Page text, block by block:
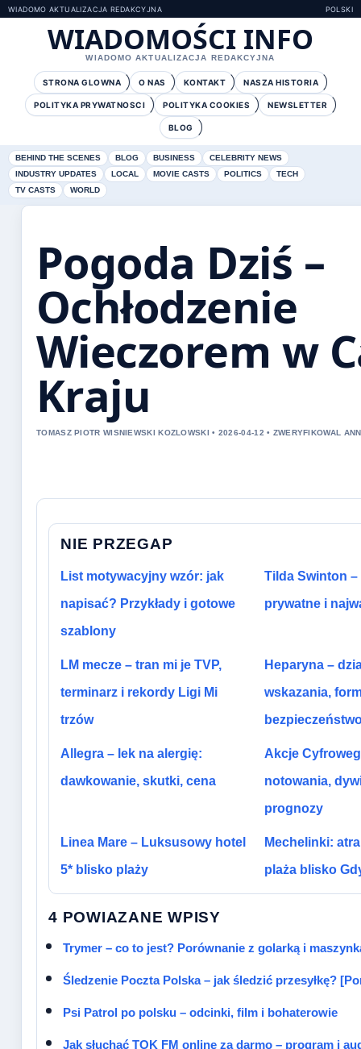
WIADOMO AKTUALIZACJA REDAKCYJNA POLSKI
WIADOMOŚCI INFO
WIADOMO AKTUALIZACJA REDAKCYJNA
STRONA GLOWNA O NAS KONTAKT NASZA HISTORIA
POLITYKA PRYWATNOSCI POLITYKA COOKIES NEWSLETTER
BLOG
BEHIND THE SCENES BLOG BUSINESS
CELEBRITY NEWS
INDUSTRY UPDATES
LOCAL MOVIE CASTS POLITICS
TECH
TV CASTS
WORLD
Pogoda Dziś –
Ochłodzenie
Wieczorem w
Kraju
TOMASZ PIOTR WISNIEWSKI KOZLOWSKI • 2026-04-12 • ZWERYFIKOWAL
NIE PRZEGAP
List motywacyjny wzór: jak
napisać? Przykłady i gotowe
szablony
Tilda Swinton
prywatne i
LM mecze – tran mi je TVP,
terminarz i rekordy Ligi Mi
trzów
Heparyna –
wskazania,
Allegra – lek na alergię:
dawkowanie, skutki, cena
Akcje
notowania,
prognozy
Linea Mare – Luksusowy hotel
5* blisko plaży
Mechelinki:
plaża blisko
4 POWIAZANE WPISY
Trymer – co to jest? Porównanie z golarką i
Śledzenie Poczta Polska – jak śledzić przesyłkę?
Psi Patrol po polsku – odcinki, film i bohaterowie
Jak słuchać TOK FM online za darmo – program i